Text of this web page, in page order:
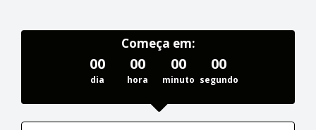
Começa em:
00
dia
00
hora
00
minuto
00
segundo